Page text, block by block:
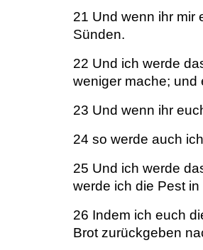
21 Und wenn ihr mir
Sünden.
22 Und ich werde
weniger mache; und
23 Und wenn ihr
24 so werde auch
25 Und ich werde
werde ich die Pest
26 Indem ich euch
Brot zurückgeben